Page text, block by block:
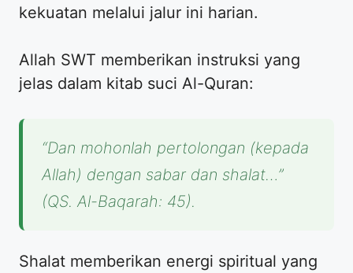
kekuatan melalui jalur ini harian.
Allah SWT memberikan instruksi yang
jelas dalam kitab suci Al-Quran:
“Dan mohonlah pertolongan (kepada
Allah) dengan sabar dan shalat…”
(QS. Al-Baqarah: 45).
Shalat memberikan energi spiritual yang